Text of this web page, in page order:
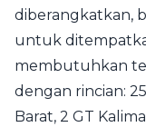
diberangkatkan,
untuk
membutuhkan
dengan rincian:
Barat, 2 GT